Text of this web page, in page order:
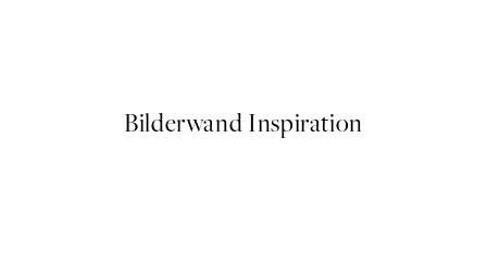
Bilderwand Inspiration